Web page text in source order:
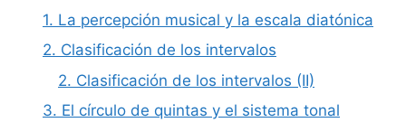
1. La percepción musical y la escala diatónica
2. Clasificación de los intervalos
2. Clasificación de los intervalos (II)
3. El círculo de quintas y el sistema tonal